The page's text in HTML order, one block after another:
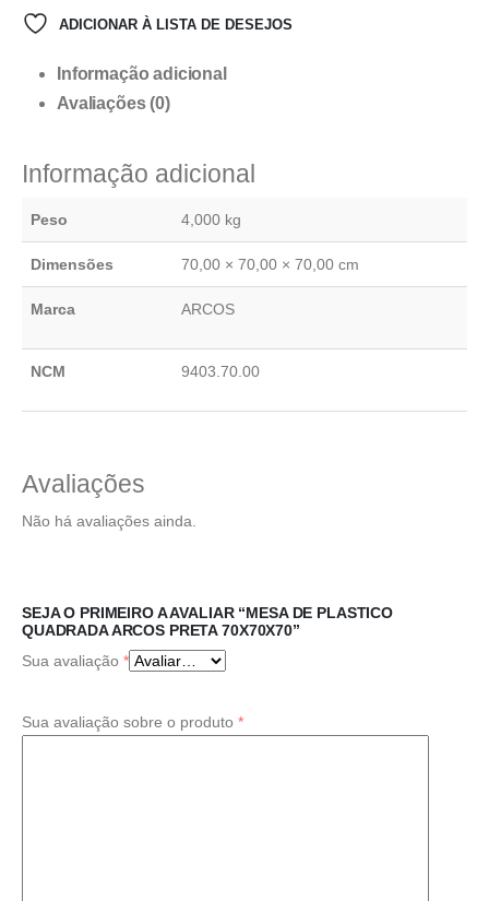
ADICIONAR À LISTA DE DESEJOS
Informação adicional
Avaliações (0)
Informação adicional
Peso 4,000 kg
Dimensões 70,00 × 70,00 × 70,00 cm
Marca ARCOS
NCM 9403.70.00
Avaliações
Não há avaliações ainda.
SEJA O PRIMEIRO A AVALIAR “MESA DE PLASTICO
QUADRADA ARCOS PRETA 70X70X70”
Sua avaliação *
Sua avaliação sobre o produto *